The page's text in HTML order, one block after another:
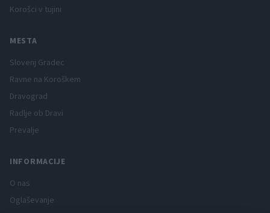
Korošci v tujini
MESTA
Slovenj Gradec
Ravne na Koroškem
Dravograd
Radlje ob Dravi
Prevalje
INFORMACIJE
O nas
Oglaševanje